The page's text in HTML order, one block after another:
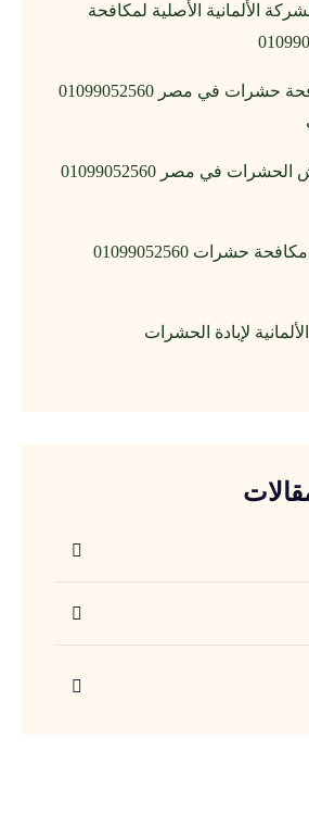
الألمانية الأصلية لمكافحة
أفضل شركة مكافحة حشرات في مصر 01099052560
أفضل شركات رش الحشرات في مصر 01099052560
تجربتي مع شركة مكافحة حشرات 01099052560
لإبادة الحشرات